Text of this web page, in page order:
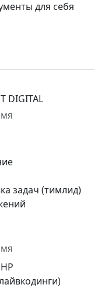
для себя
DIGITAL
задач (тимлид)